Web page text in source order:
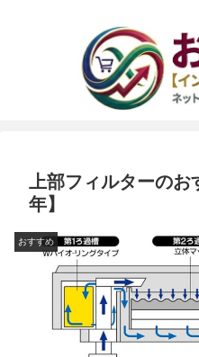
上部フィルターのお
年】
おすすめ